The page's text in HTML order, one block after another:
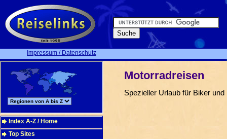
Impressum / Datenschutz
Index A-Z / Home
Top Sites
Motorradreisen
Spezieller Urlaub für Biker